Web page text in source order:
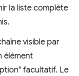
la liste complète
visible par
élément
facultatif. Le